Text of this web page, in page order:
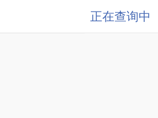
正在查询中